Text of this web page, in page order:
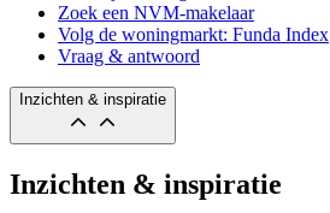
Zoek een NVM-makelaar
Volg de woningmarkt: Funda Index
Vraag & antwoord
Inzichten & inspiratie
Inzichten & inspiratie